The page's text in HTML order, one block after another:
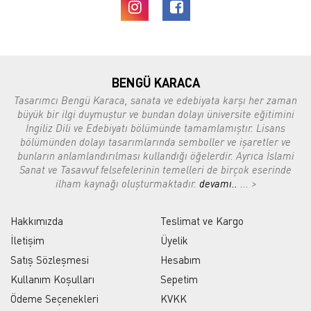
BENGÜ KARACA
Tasarımcı Bengü Karaca, sanata ve edebiyata karşı her zaman
büyük bir ilgi duymuştur ve bundan dolayı üniversite eğitimini
İngiliz Dili ve Edebiyatı bölümünde tamamlamıştır. Lisans
bölümünden dolayı tasarımlarında semboller ve işaretler ve
bunların anlamlandırılması kullandığı öğelerdir. Ayrıca İslami
Sanat ve Tasavvuf felsefelerinin temelleri de birçok eserinde
ilham kaynağı oluşturmaktadır. devamı.. ... >
Hakkımızda
İletişim
Satış Sözleşmesi
Kullanım Koşulları
Ödeme Seçenekleri
Teslimat ve Kargo
Üyelik
Hesabım
Sepetim
KVKK